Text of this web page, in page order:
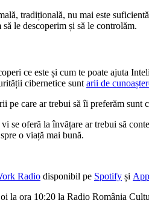
tradițională, nu mai este
le descoperim și să le controlăm.
ce este și cum te poate ajuta
cibernetice sunt arii de
care ar trebui să îi preferăm
se oferă la învățare ar trebui să
o viață mai bună.
Radio disponibil pe Spotify și
la ora 10:20 la Radio România